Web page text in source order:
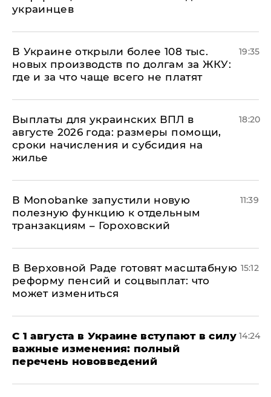
украинцев
В Украине открыли более 108 тыс.
новых производств по долгам за ЖКУ:
где и за что чаще всего не платят
19:35
Выплаты для украинских ВПЛ в
августе 2026 года: размеры помощи,
сроки начисления и субсидия на
жилье
18:20
В Мonobankе запустили новую
полезную функцию к отдельным
транзакциям – Гороховский
11:39
В Верховной Раде готовят масштабную
реформу пенсий и соцвыплат: что
может измениться
15:12
С 1 августа в Украине вступают в силу
важные изменения: полный
перечень нововведений
14:24